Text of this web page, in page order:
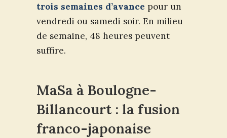
trois semaines d’avance pour un
vendredi ou samedi soir. En milieu
de semaine, 48 heures peuvent
suffire.
MaSa à Boulogne-
Billancourt : la fusion
franco-japonaise